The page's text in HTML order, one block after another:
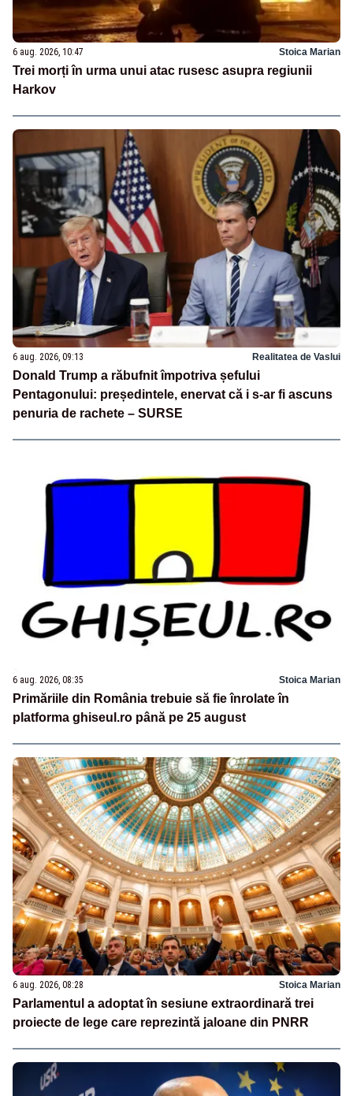
6 aug. 2026, 10:47 Stoica Marian
Trei morți în urma unui atac rusesc asupra regiunii
Harkov
6 aug. 2026, 09:13 Realitatea de Vaslui
Donald Trump a răbufnit împotriva șefului
Pentagonului: președintele, enervat că i s-ar fi ascuns
penuria de rachete – SURSE
6 aug. 2026, 08:35 Stoica Marian
Primăriile din România trebuie să fie înrolate în
platforma ghiseul.ro până pe 25 august
6 aug. 2026, 08:28 Stoica Marian
Parlamentul a adoptat în sesiune extraordinară trei
proiecte de lege care reprezintă jaloane din PNRR